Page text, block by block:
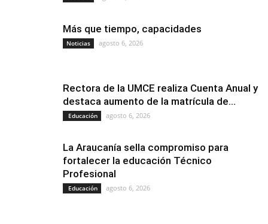
Más que tiempo, capacidades
Noticias agosto 6, 2026
Rectora de la UMCE realiza Cuenta Anual y
destaca aumento de la matrícula de...
Educación agosto 6, 2026
La Araucanía sella compromiso para
fortalecer la educación Técnico
Profesional
Educación agosto 6, 2026